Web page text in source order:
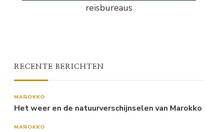
reisbureaus
RECENTE BERICHTEN
MAROKKO
Het weer en de natuurverschijnselen van Marokko
MAROKKO